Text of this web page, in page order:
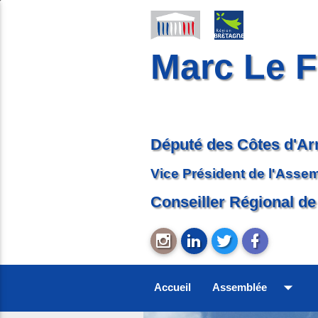
Marc Le
Député des Côtes
Vice Président de
Conseiller Régional
Accueil Assemblée arrow_drop_down